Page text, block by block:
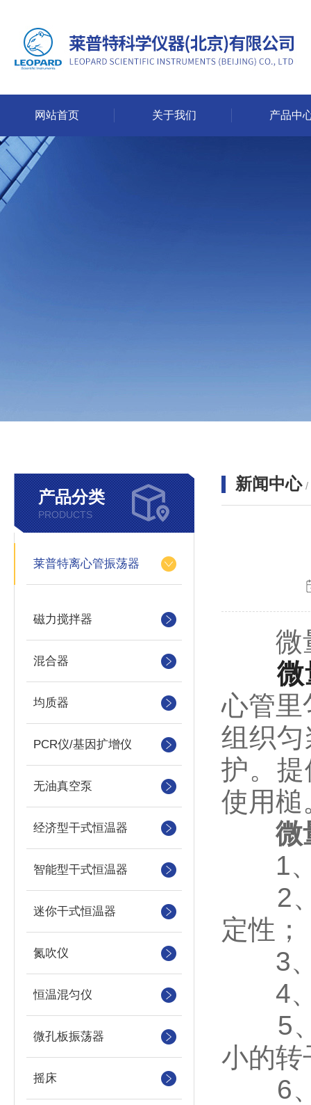
网站首页 关于我们 产品中
产品分类
PRODUCTS
莱普特离心管振荡器
磁力搅拌器
混合器
均质器
PCR仪/基因扩增仪
无油真空泵
经济型干式恒温器
智能型干式恒温器
迷你干式恒温器
氮吹仪
恒温混匀仪
微孔板振荡器
摇床
新闻中心 /
微量
微
心管里
组织
护。
使用槌
微
1、
2、
定性；
3、
4、
5、
小的转
6、